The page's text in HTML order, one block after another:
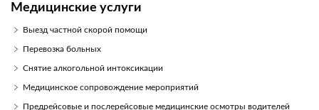
Медицинские услуги
Выезд частной скорой помощи
Перевозка больных
Снятие алкогольной интоксикации
Медицинское сопровождение мероприятий
Предрейсовые и послерейсовые медицинские осмотры водителей